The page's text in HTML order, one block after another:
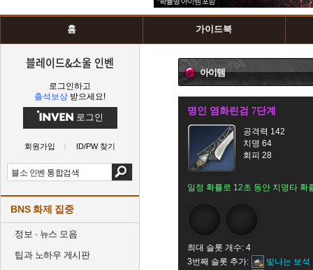
홈 가이드북
블레이드&소울 인벤
로그인하고
출석보상 받으세요!
로그인
회원가입 ID/PW 찾기
BNS 화제 집중
정보 · 뉴스 모음
팁과 노하우 게시판
아이템
명인 염화린검 7단계
공격력 142
치명 64
회피 28
일정 확률로 12초 동안 치명타 확
최대 슬롯 개수: 4
3번째 슬롯 추가:
빛나는 보석